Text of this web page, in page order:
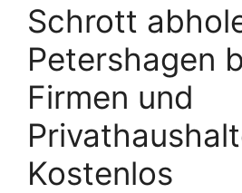
Schrott
Petershagen
Firmen und
Kostenlos